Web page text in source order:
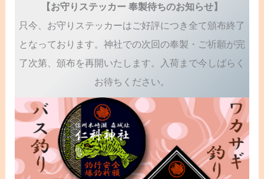
【お守りステッカー 奉製待ちのお知らせ】
只今、お守りステッカーはご好評につき全て頒布終了
となっております。神社での次回の奉製・ご祈願が完
了次第、頒布を再開いたします。入荷まで今しばらく
お待ちください。